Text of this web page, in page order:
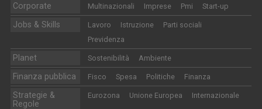
Corporate Multinazionali Imprese Pmi Start-up
Jobs & Skills Lavoro Istruzione
Parti sociali
Previdenza
Planet Sostenibilità Ambiente
Finanza pubblica Fisco Spesa Politiche Finanza
Strategie &
Regole
Eurozona Unione Europea Internazionale